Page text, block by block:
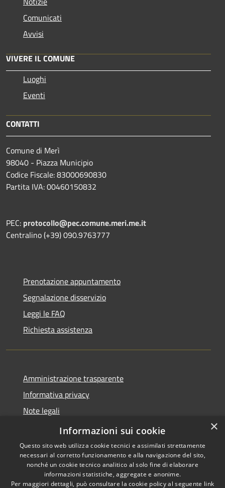
Comunicati
Avvisi
VIVERE IL COMUNE
Luoghi
Eventi
CONTATTI
Comune di Merì
98040 - Piazza Municipio
Codice Fiscale: 83000690830
Partita IVA: 00460150832
PEC: protocollo@pec.comune.meri.me.it
Centralino (+39) 090.9763777
Prenotazione appuntamento
Segnalazione disservizio
Leggi le FAQ
Richiesta assistenza
Amministrazione trasparente
Informativa privacy
Note legali
Dichiarazione di accessibilità
Copyright © 2026 • Comune di
×
Informazioni sui cookie
Questo sito web utilizza cookie tecnici e assimilati strettamente
necessari al corretto funzionamento e alla navigazione del sito,
nonché un cookie tecnico analitico al solo fine di elaborare
informazioni statistiche, aggregate e anonime.
Per maggiori dettagli, può consultare la cookie policy al seguente link